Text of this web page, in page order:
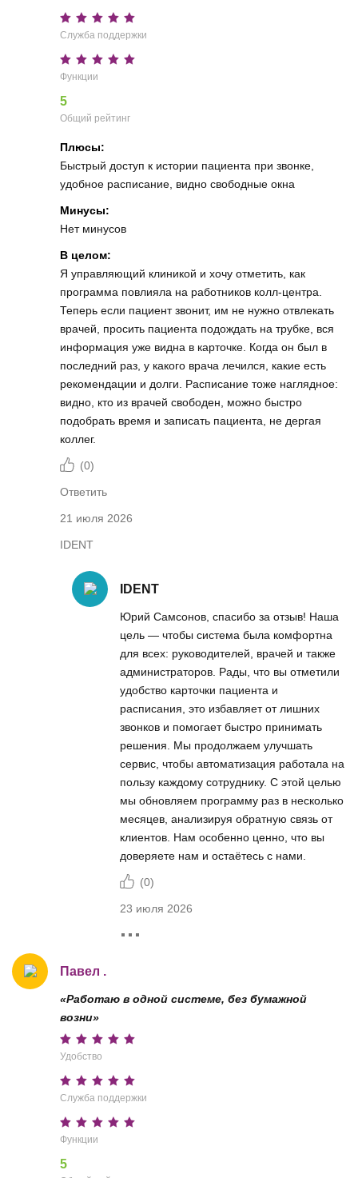
Служба поддержки
Функции
5
Общий рейтинг
Плюсы:
Быстрый доступ к истории пациента при звонке,
удобное расписание, видно свободные окна
Минусы:
Нет минусов
В целом:
Я управляющий клиникой и хочу отметить, как
программа повлияла на работников колл-центра.
Теперь если пациент звонит, им не нужно отвлекать
врачей, просить пациента подождать на трубке, вся
информация уже видна в карточке. Когда он был в
последний раз, у какого врача лечился, какие есть
рекомендации и долги. Расписание тоже наглядное:
видно, кто из врачей свободен, можно быстро
подобрать время и записать пациента, не дергая
коллег.
(0)
Ответить
21 июля 2026
IDENT
IDENT
Юрий Самсонов, спасибо за отзыв! Наша
цель — чтобы система была комфортна
для всех: руководителей, врачей и также
администраторов. Рады, что вы отметили
удобство карточки пациента и
расписания, это избавляет от лишних
звонков и помогает быстро принимать
решения. Мы продолжаем улучшать
сервис, чтобы автоматизация работала на
пользу каждому сотруднику. С этой целью
мы обновляем программу раз в несколько
месяцев, анализируя обратную связь от
клиентов. Нам особенно ценно, что вы
доверяете нам и остаётесь с нами.
(0)
23 июля 2026
Павел .
«Работаю в одной системе, без бумажной
возни»
Удобство
Служба поддержки
Функции
5